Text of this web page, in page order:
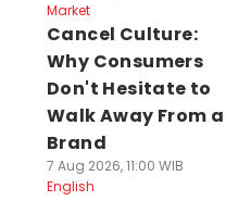
Market
Cancel Culture:
Why Consumers
Don't Hesitate to
Walk Away From a
Brand
7 Aug 2026, 11:00 WIB
English